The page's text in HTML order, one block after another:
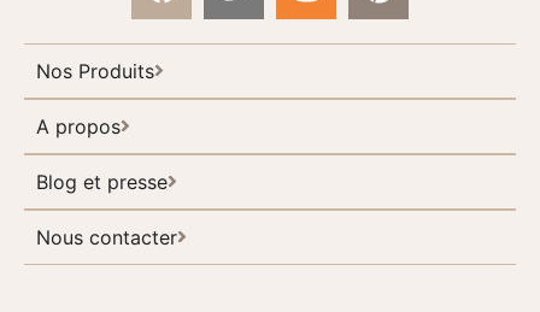
Nos Produits
A propos
Blog et presse
Nous contacter